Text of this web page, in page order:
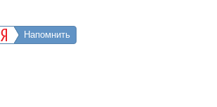
Напомнить